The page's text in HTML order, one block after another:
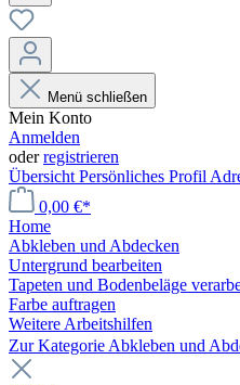
Menü schließen
Mein Konto
Anmelden
oderregistrieren
Übersicht Persönliches Profil
0,00 €*
Home
Abkleben und Abdecken
Untergrund bearbeiten
Tapeten und Bodenbeläge
Farbe auftragen
Weitere Arbeitshilfen
Zur Kategorie Abkleben und